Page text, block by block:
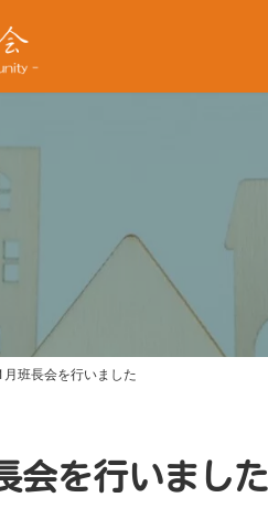
月班長会を行いました
会を行いました